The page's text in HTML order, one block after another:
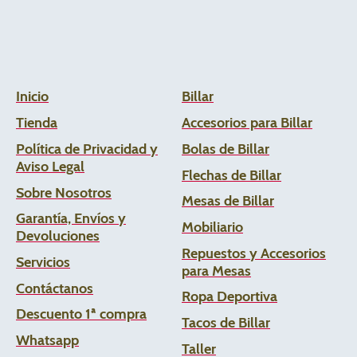
Inicio
Tienda
Política de Privacidad y
Aviso Legal
Sobre Nosotros
Garantía, Envíos y
Devoluciones
Servicios
Contáctanos
Descuento 1ª compra
Whatsapp
Billar
Accesorios para Billar
Bolas de Billar
Flechas de Billar
Mesas de Billar
Mobiliario
Repuestos y Accesorios
para Mesas
Ropa Deportiva
Tacos de Billar
Taller